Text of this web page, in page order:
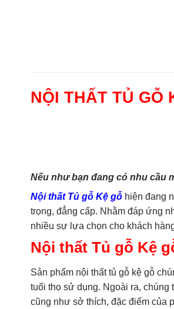
NỘI THẤT TỦ GỖ
Nếu như bạn đang có nhu cầu
Nội thất Tủ gỗ Kệ gỗ hiện đang
trọng, đẳng cấp. Nhằm đáp ứng
nhiều sự lựa chọn cho khách
Nội thất Tủ gỗ Kệ
Sản phẩm nội thất tủ gỗ kệ gỗ
tuổi thọ sử dụng. Ngoài ra,
cũng như sở thích, đặc điểm của